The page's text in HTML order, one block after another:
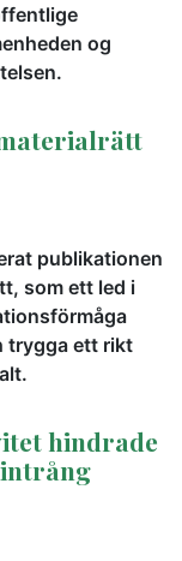
og
publikationen
som ett led i
trygga ett rikt
hindrade